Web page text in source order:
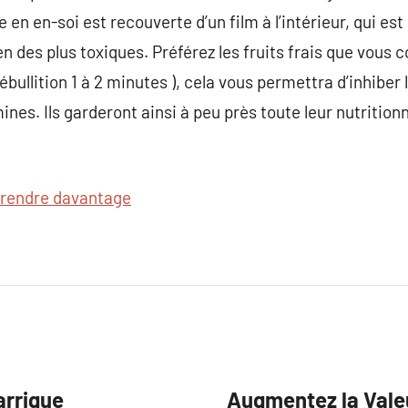
en-soi est recouverte d’un film à l’intérieur, qui
des plus toxiques. Préférez les fruits frais que vous
1 à 2 minutes ), cela vous permettra
Ils garderont ainsi à peu près toute leur
davantage
Augmentez la